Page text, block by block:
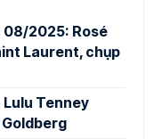
08/2025: Rosé
Laurent, chụp
Lulu Tenney